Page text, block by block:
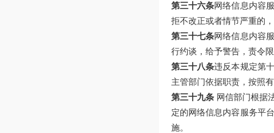
第三十六条网络信息内容
拒不改正或者情节严重的
第三十七条网络信息内容
行约谈，给予警告，责令
第三十八条违反本规定第
主管部门依据职责，按照
第三十九条 网信部门根据
定的网络信息内容服务平
施。